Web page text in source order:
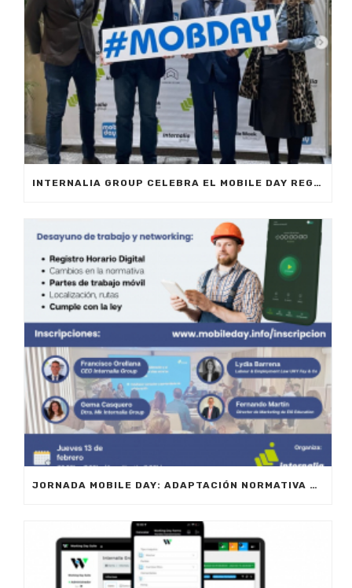
INTERNALIA GROUP CELEBRA EL MOBILE DAY REGISTRO HORARIO EN MARBELLA
JORNADA MOBILE DAY: ADAPTACIÓN NORMATIVA 2025 – OPTIMIZA LA GESTIÓN DE EQUIPOS EN MOVILIDAD